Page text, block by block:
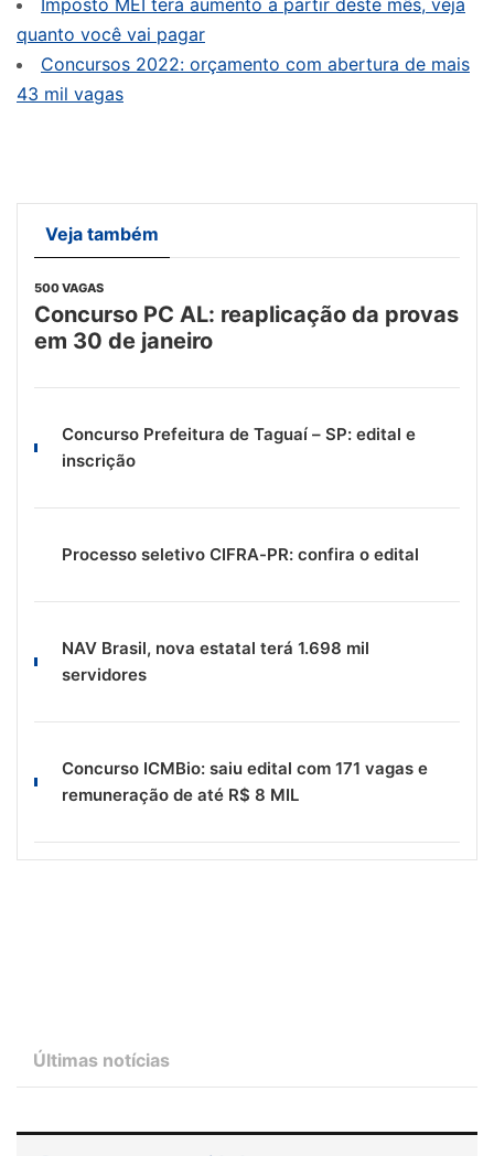
Imposto MEI terá aumento a partir deste mês, veja
quanto você vai pagar
Concursos 2022: orçamento com abertura de mais
43 mil vagas
Veja também
500 VAGAS
Concurso PC AL: reaplicação da provas
em 30 de janeiro
Concurso Prefeitura de Taguaí – SP: edital e
inscrição
Processo seletivo CIFRA-PR: confira o edital
NAV Brasil, nova estatal terá 1.698 mil
servidores
Concurso ICMBio: saiu edital com 171 vagas e
remuneração de até R$ 8 MIL
Últimas notícias